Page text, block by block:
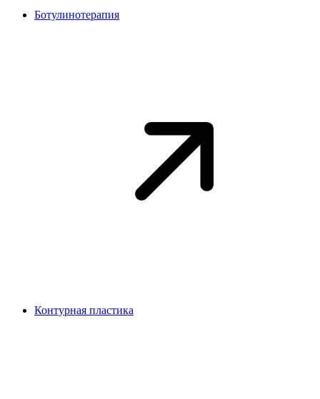
Ботулинотерапия
Контурная пластика